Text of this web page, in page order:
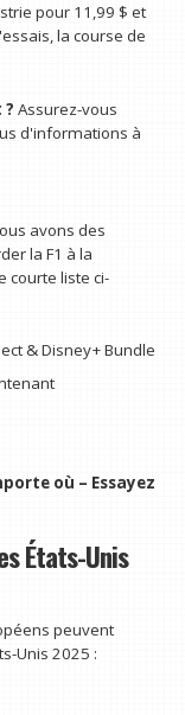
pour 11,99 $ et
la course de
Assurez-vous
d'informations à
avons des
la F1 à la
courte liste ci-
& Disney+ Bundle
où – Essayez
États-Unis
peuvent
Unis 2025 :